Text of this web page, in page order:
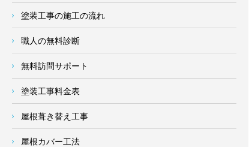
塗装工事の施工の流れ
職人の無料診断
無料訪問サポート
塗装工事料金表
屋根葺き替え工事
屋根カバー工法